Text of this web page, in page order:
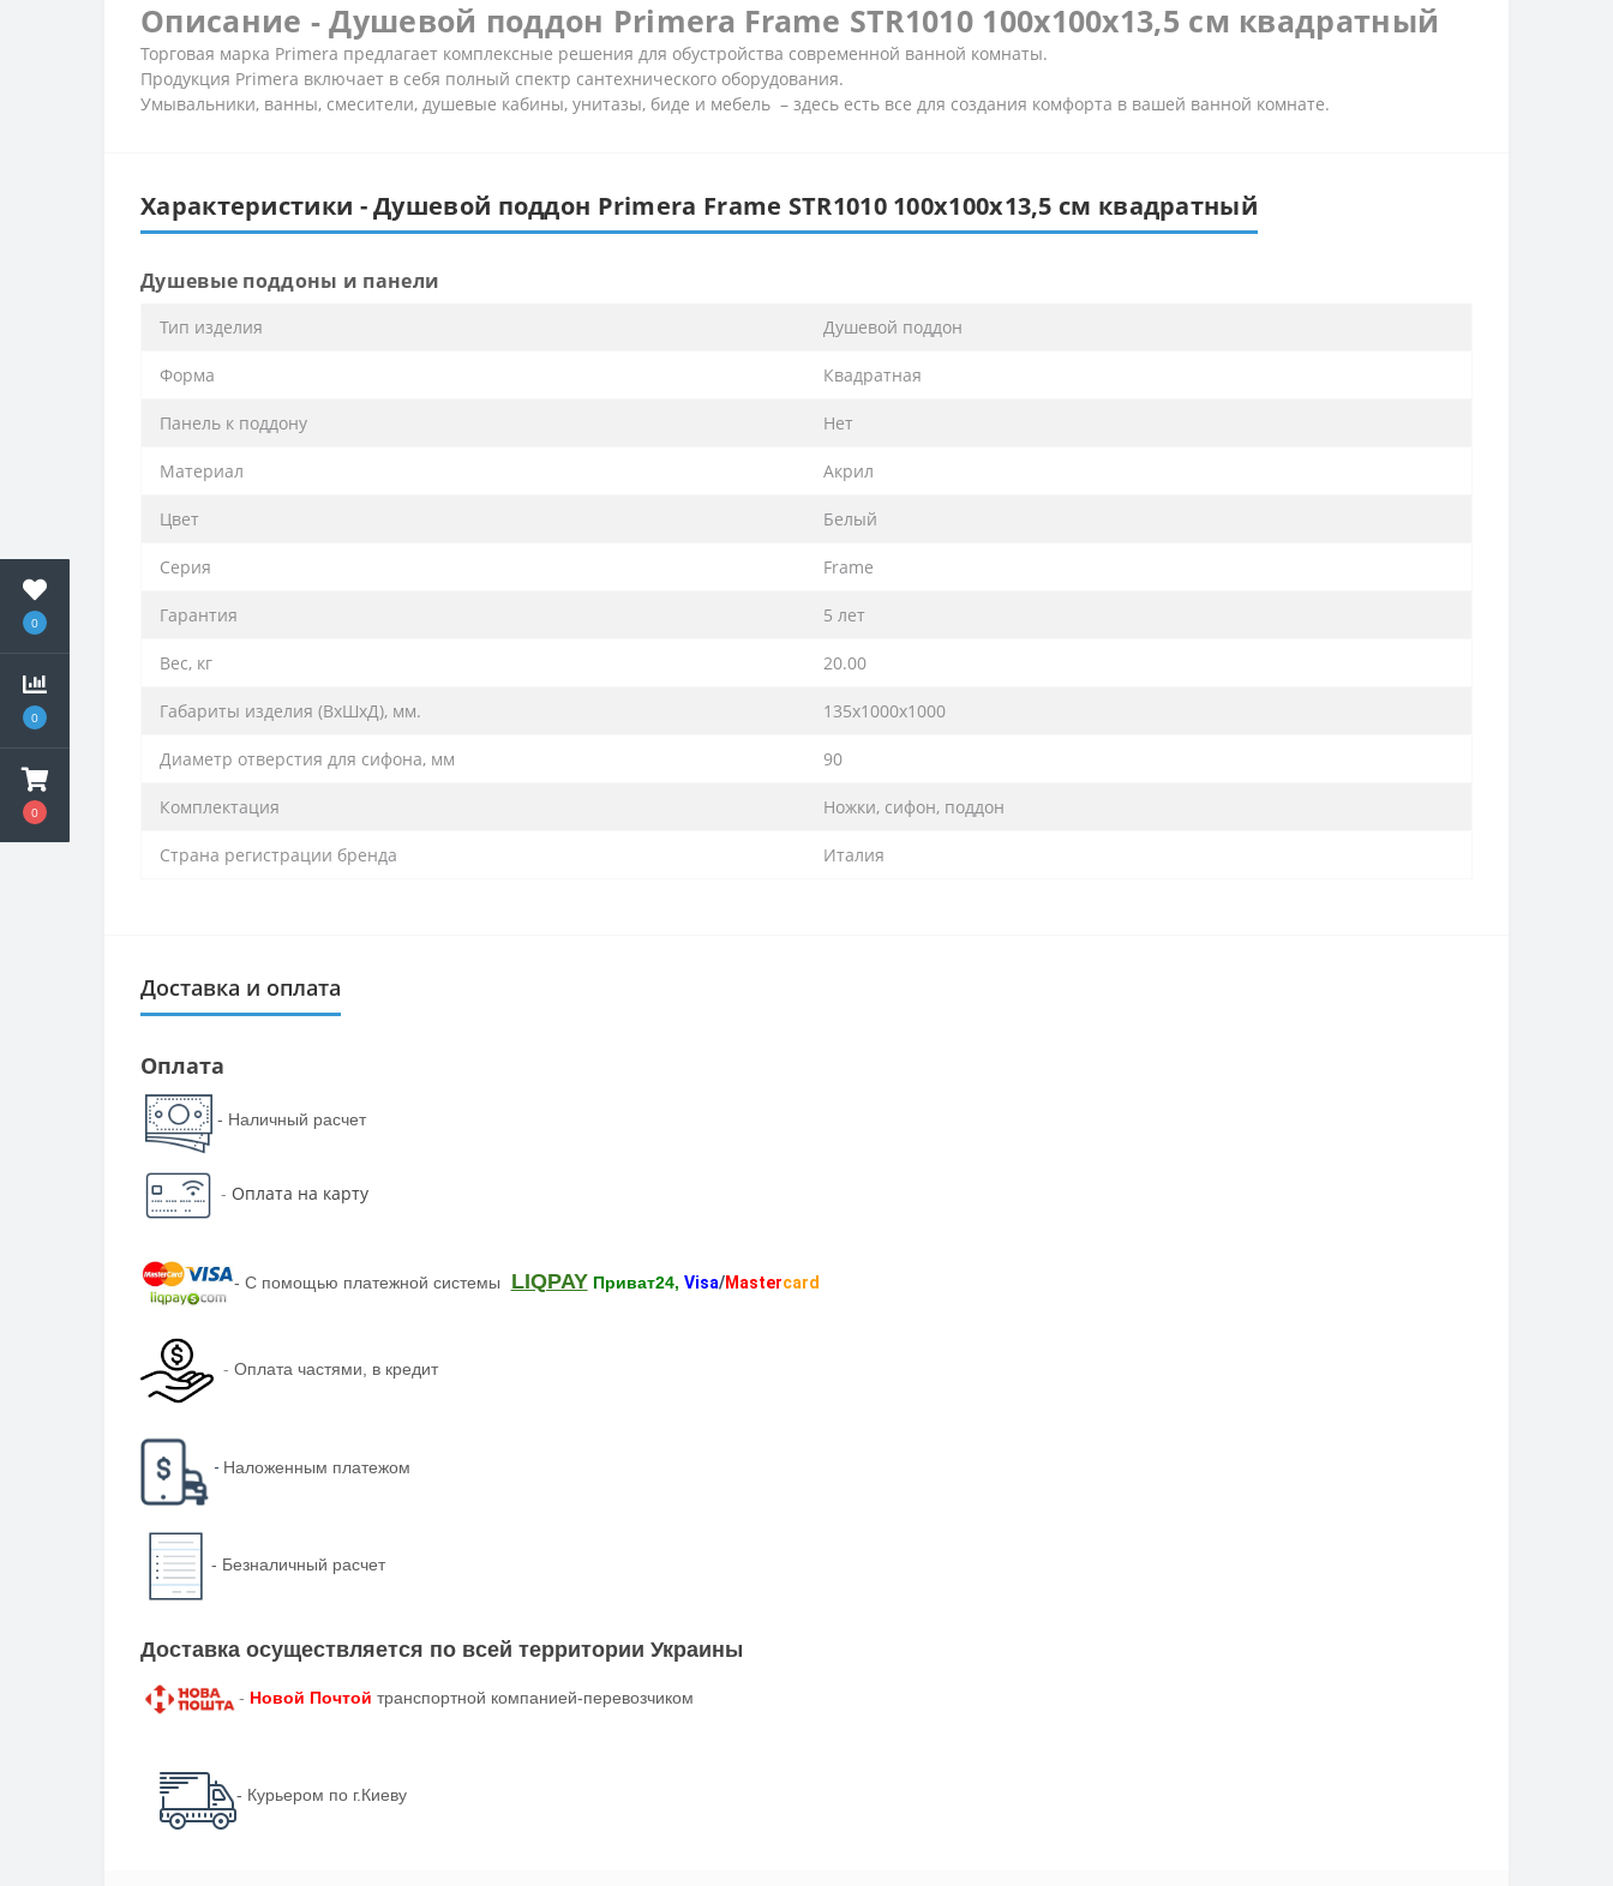
0
0
0
Описание - Душевой поддон Primera Frame STR1010 100x100х13,5 см квадратный
Торговая марка Primera предлагает комплексные решения для обустройства современной ванной комнаты.
Продукция Primera включает в себя полный спектр сантехнического оборудования.
Умывальники, ванны, смесители, душевые кабины, унитазы, биде и мебель – здесь есть все для создания комфорта в вашей ванной комнате.
Характеристики - Душевой поддон Primera Frame STR1010 100x100х13,5 см квадратный
Душевые поддоны и панели
Тип изделия Душевой поддон
Форма Квадратная
Панель к поддону Нет
Материал Акрил
Цвет Белый
Серия Frame
Гарантия 5 лет
Вес, кг 20.00
Габариты изделия (ВхШхД), мм. 135х1000х1000
Диаметр отверстия для сифона, мм 90
Комплектация Ножки, сифон, поддон
Страна регистрации бренда Италия
Доставка и оплата
Оплата
- Наличный расчет
- Оплата на карту
- С помощью платежной системы LIQPAY Приват24, Visa/Mastercard
- Оплата частями, в кредит
- Наложенным платежом
- Безналичный расчет
Доставка осуществляется по всей территории Украины
- Новой Почтой транспортной компанией-перевозчиком
- Курьером по г.Киеву